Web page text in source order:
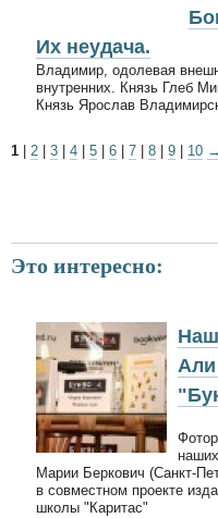
Их неудача.
Владимир, одолевая
внутренних. Князь Глеб
Князь Ярослав
1
2 3 4 5 6 7 8 9 10 →
Это интересно:
Али
Марии Беркович (Санкт-
в совместном проекте
школы "Каритас"